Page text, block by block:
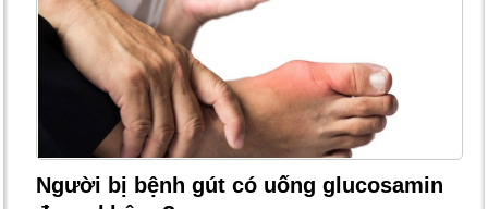
Người bị bệnh gút có uống glucosamin